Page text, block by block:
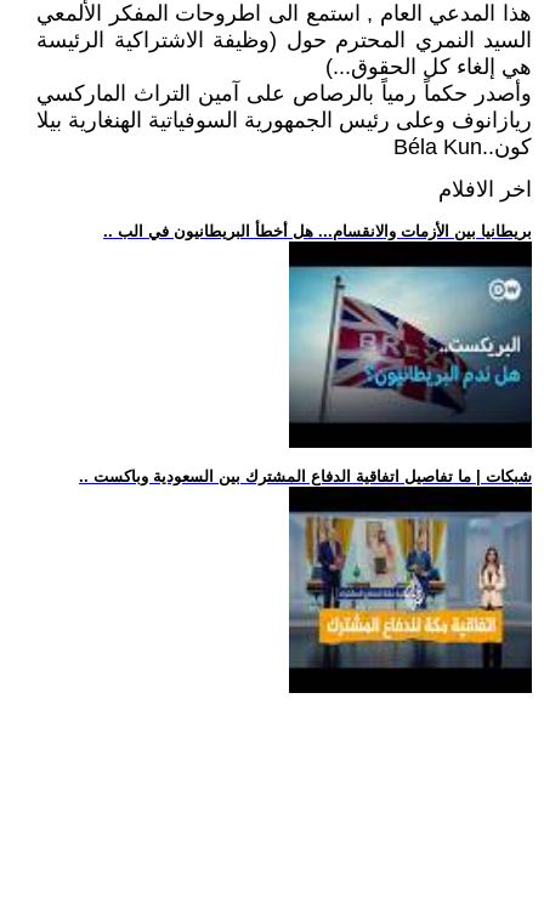
هذا المدعي العام , استمع الى اطروحات المفكر الألمعي
السيد النمري المحترم حول (وظيفة الاشتراكية الرئيسة
هي إلغاء كل الحقوق...)
وأصدر حكماً رمياً بالرصاص على آمين التراث الماركسي
ريازانوف وعلى رئيس الجمهورية السوفياتية الهنغارية بيلا
كون..Béla Kun
اخر الافلام
.. بريطانيا بين الأزمات والانقسام... هل أخطأ البريطانيون في الب
.. شبكات | ما تفاصيل اتفاقية الدفاع المشترك بين السعودية وباكست